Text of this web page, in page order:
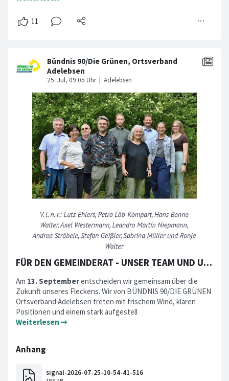
FÜR DEN GEMEINDERAT - UNSER TEAM UND UNSERE IDEEN
Am 13. Septemberentscheiden wir gemeinsam über die
Zukunft unseres Fleckens. Wir von BÜNDNIS 90/DIE GRÜNEN
Ortsverband Adelebsen treten mit frischem Wind, klaren
Positionen und einem stark aufgestell
Weiterlesen ➞